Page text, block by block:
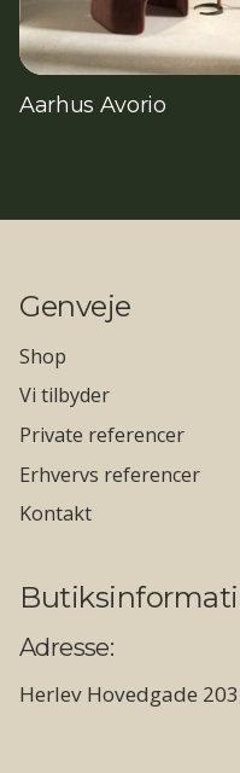
Aarhus Avorio
Genveje
Shop
Vi tilbyder
Private referencer
Erhvervs referencer
Kontakt
Adresse:
Herlev Hovedgade